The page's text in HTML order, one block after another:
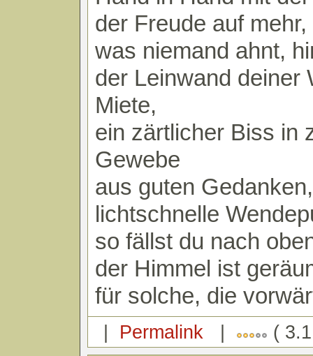
der Freude auf
was niemand ahnt,
der Leinwand deiner
Miete,
ein zärtlicher Biss in
Gewebe
aus guten Gedanken,
lichtschnelle
so fällst du nach
der Himmel ist
für solche, die
| Permalink | (